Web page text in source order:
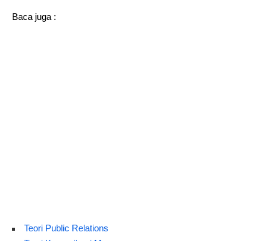
Baca juga :
Teori Public Relations